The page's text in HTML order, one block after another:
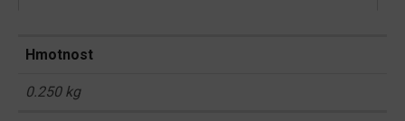
Hmotnost
0.250 kg